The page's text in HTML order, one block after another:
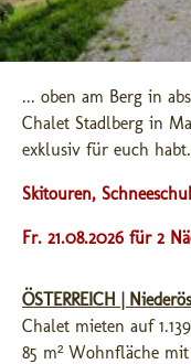
... oben am Berg in
Chalet Stadlberg in
exklusiv für euch
Skitouren,
Fr. 21.08.2026 für 2
ÖSTERREICH |
Chalet mieten auf
85 m² Wohnfläche